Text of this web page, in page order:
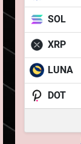
SOL
XRP
LUNA
DOT
7